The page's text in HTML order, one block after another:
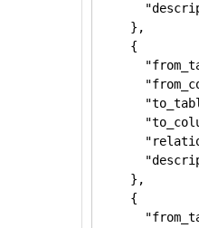
    },
    {
    },
    {